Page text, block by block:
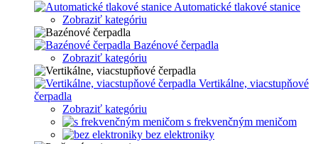
Automatické tlakové stanice
Zobraziť kategóriu
Bazénové čerpadla
Zobraziť kategóriu
Vertikálne, viacstupňové
čerpadla
Zobraziť kategóriu
s frekvenčným meničom
bez elektroniky